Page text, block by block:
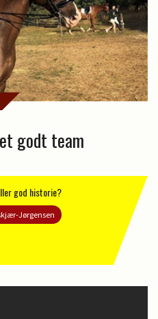
godt team
god historie?
Jørgensen